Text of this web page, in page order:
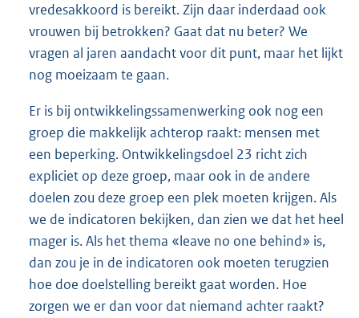
vredesakkoord is bereikt. Zijn daar inderdaad ook
vrouwen bij betrokken? Gaat dat nu beter? We
vragen al jaren aandacht voor dit punt, maar het lijkt
nog moeizaam te gaan.
Er is bij ontwikkelingssamenwerking ook nog een
groep die makkelijk achterop raakt: mensen met
een beperking. Ontwikkelingsdoel 23 richt zich
expliciet op deze groep, maar ook in de andere
doelen zou deze groep een plek moeten krijgen. Als
we de indicatoren bekijken, dan zien we dat het heel
mager is. Als het thema «leave no one behind» is,
dan zou je in de indicatoren ook moeten terugzien
hoe doe doelstelling bereikt gaat worden. Hoe
zorgen we er dan voor dat niemand achter raakt?